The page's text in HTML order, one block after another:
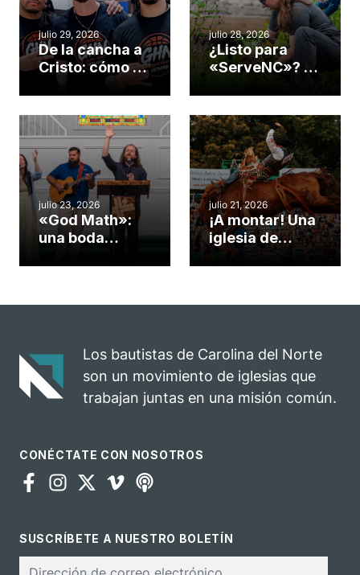
julio 29, 2026
De la cancha a
Cristo: cómo el
gimnasio de
Cary se
convirtió en un
insólito campo
misionero te
cuento
julio 28, 2026
¿Listo para
«ServeNC»? 4
obra de Dios
durante la
Semana
ServeNC
julio 23, 2026
«God Math»:
una boda
celebra el
julio 21, 2026
¡A montar! Una
iglesia de
rodeo anual en
para el
ministerio
Los bautistas de Carolina del Norte
son un movimiento de iglesias que
trabajan juntas en una misión común.
CONÉCTATE CON NOSOTROS
SUSCRÍBETE A NUESTRO BOLETÍN